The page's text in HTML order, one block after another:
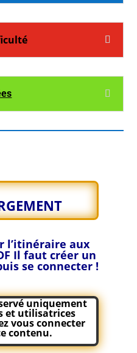
l’itinéraire aux
Il faut créer un
se connecter !
uniquement
et utilisatrices
vous connecter
contenu.